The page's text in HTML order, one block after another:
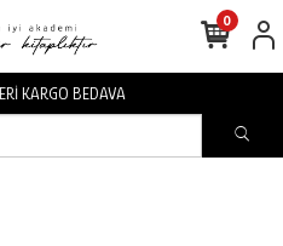
KARGO BEDAVA
0